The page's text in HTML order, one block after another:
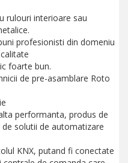
rulouri interioare sau
profesionisti din domeniu
foarte bun.
de pre-asamblare Roto
performanta, produs de
solutii de automatizare
KNX, putand fi conectate